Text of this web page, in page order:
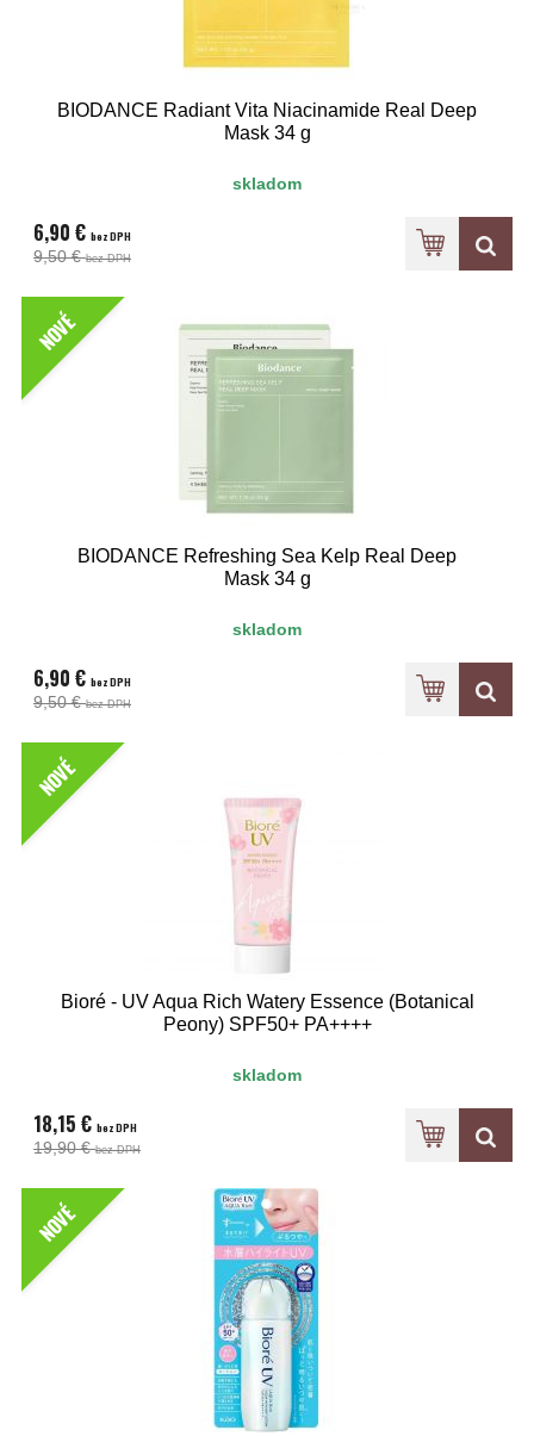
BIODANCE Radiant Vita Niacinamide Real Deep
Mask 34 g
skladom
6,90 € bez DPH
9,50 €bez DPH
NOVÉ
BIODANCE Refreshing Sea Kelp Real Deep
Mask 34 g
skladom
6,90 € bez DPH
9,50 €bez DPH
NOVÉ
Bioré - UV Aqua Rich Watery Essence (Botanical
Peony) SPF50+ PA++++
skladom
18,15 € bez DPH
19,90 €bez DPH
NOVÉ